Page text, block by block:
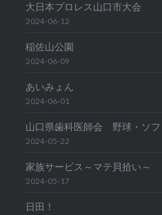
大日本プロレス山口市大会
2024-06-12
稲佐山公園
2024-06-09
あいみょん
2024-06-01
山口県歯科医師会 野球・ソフ
2024-05-22
家族サービス～マテ貝拾い～
2024-05-17
日田！